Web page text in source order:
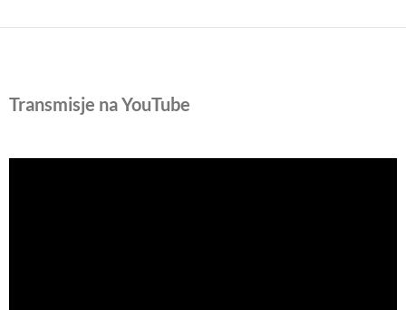
Transmisje na YouTube